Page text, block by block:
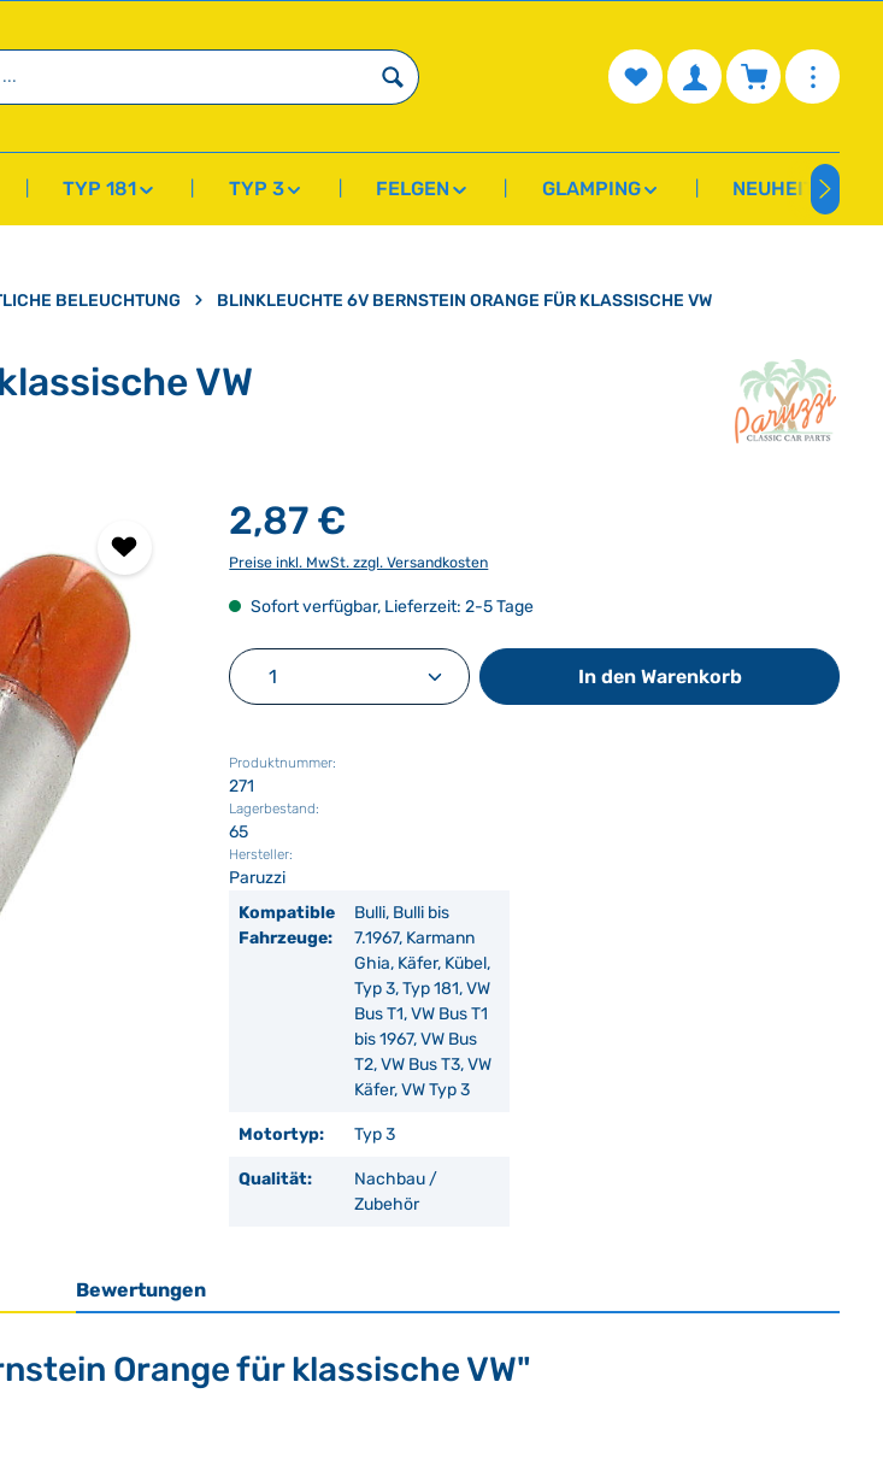
Du hast 0 Produkte auf dem
Warenkorb
TYP 181 TYP 3 FELGEN GLAMPING NEUHEITEN
BELEUCHTUNG BLINKLEUCHTE 6V BERNSTEIN ORANGE FÜR KLASSISCHE VW
VW
2,87 €
Preise inkl. MwSt. zzgl. Versandkosten
Sofort verfügbar, Lieferzeit: 2-5 Tage
Produkt Anzahl: Gib den gewünschten Wert ein
In den Warenkorb
Produktnummer:
271
Lagerbestand:
65
Hersteller:
Paruzzi
Kompatible
Fahrzeuge:
Bulli, Bulli bis
7.1967, Karmann
Ghia, Käfer, Kübel,
Typ 3, Typ 181, VW
Bus T1, VW Bus T1
bis 1967, VW Bus
T2, VW Bus T3, VW
Käfer, VW Typ 3
Motortyp: Typ 3
Qualität:
Nachbau /
Zubehör
Bewertungen
Orange für klassische VW"